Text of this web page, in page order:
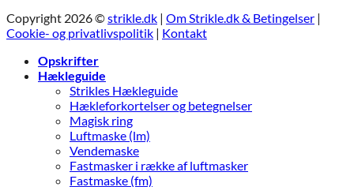
Copyright 2026 ©strikle.dk | Om Strikle.dk & Betingelser |
Cookie- og privatlivspolitik | Kontakt
Opskrifter
Hækleguide
Strikles Hækleguide
Hækleforkortelser og betegnelser
Magisk ring
Luftmaske (lm)
Vendemaske
Fastmasker i række af luftmasker
Fastmaske (fm)